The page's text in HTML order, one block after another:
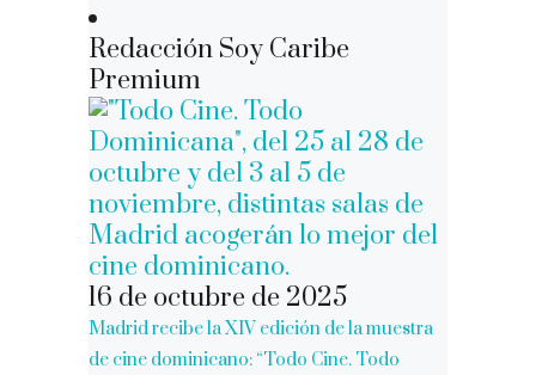
Redacción Soy Caribe
Premium
16 de octubre de 2025
Madrid recibe la XIV edición de la muestra
de cine dominicano: “Todo Cine. Todo